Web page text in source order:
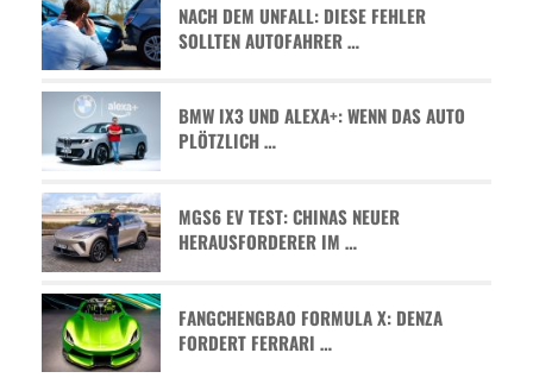
NACH DEM UNFALL: DIESE FEHLER
SOLLTEN AUTOFAHRER …
BMW IX3 UND ALEXA+: WENN DAS AUTO
PLÖTZLICH …
MGS6 EV TEST: CHINAS NEUER
HERAUSFORDERER IM …
FANGCHENGBAO FORMULA X: DENZA
FORDERT FERRARI …